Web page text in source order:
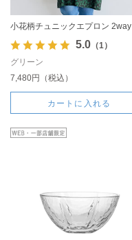
小花柄チュニックエプロン 2way
5.0（1）
グリーン
7,480円（税込）
カートに入れる